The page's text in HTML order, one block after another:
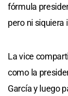
fórmula
pero ni siquiera
La vice
como la
García y luego